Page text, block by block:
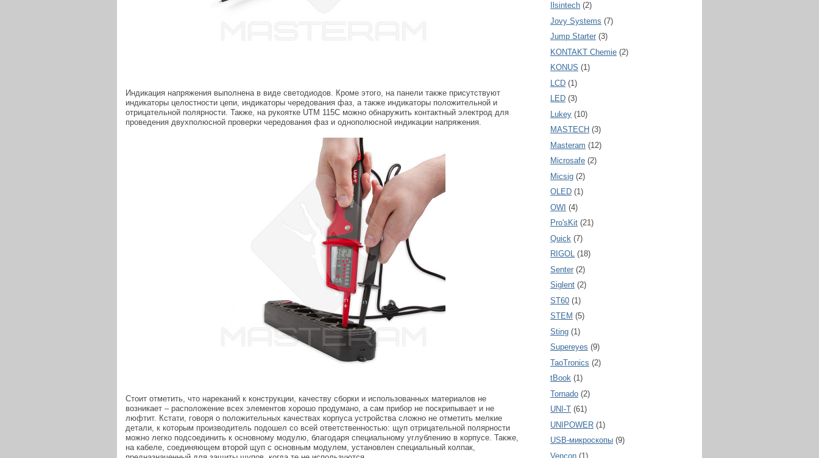
Индикация напряжения выполнена в виде светодиодов. Кроме этого, на панели также присутствуют
индикаторы целостности цепи, индикаторы чередования фаз, а также индикаторы положительной и
отрицательной полярности. Также, на рукоятке UTM 115C можно обнаружить контактный электрод для
проведения двухполюсной проверки чередования фаз и однополюсной индикации напряжения.
Стоит отметить, что нареканий к конструкции, качеству сборки и использованных материалов не
возникает – расположение всех элементов хорошо продумано, а сам прибор не поскрипывает и не
люфтит. Кстати, говоря о положительных качествах корпуса устройства сложно не отметить мелкие
детали, к которым производитель подошел со всей ответственностью: щуп отрицательной полярности
можно легко подсоединить к основному модулю, благодаря специальному углублению в корпусе. Также,
на кабеле, соединяющем второй щуп с основным модулем, установлен специальный колпак,
Ilsintech (2)
Jovy Systems (7)
Jump Starter (3)
KONTAKT Chemie (2)
KONUS (1)
LCD (1)
LED (3)
Lukey (10)
MASTECH (3)
Masteram (12)
Microsafe (2)
Micsig (2)
OLED (1)
OWI (4)
Pro'sKit (21)
Quick (7)
RIGOL (18)
Senter (2)
Siglent (2)
ST60 (1)
STEM (5)
Sting (1)
Supereyes (9)
TaoTronics (2)
tBook (1)
Tornado (2)
UNI-T (61)
UNIPOWER (1)
USB-микроскопы (9)
Vencon (1)